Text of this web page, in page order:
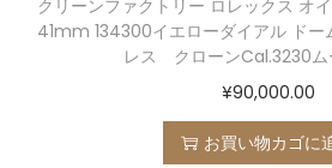
クリーンファクトリー ロレックス オ
41mm 134300イエローダイアル ド
レス クローンCal.3230ム
¥90,000.00
お買い物カゴに